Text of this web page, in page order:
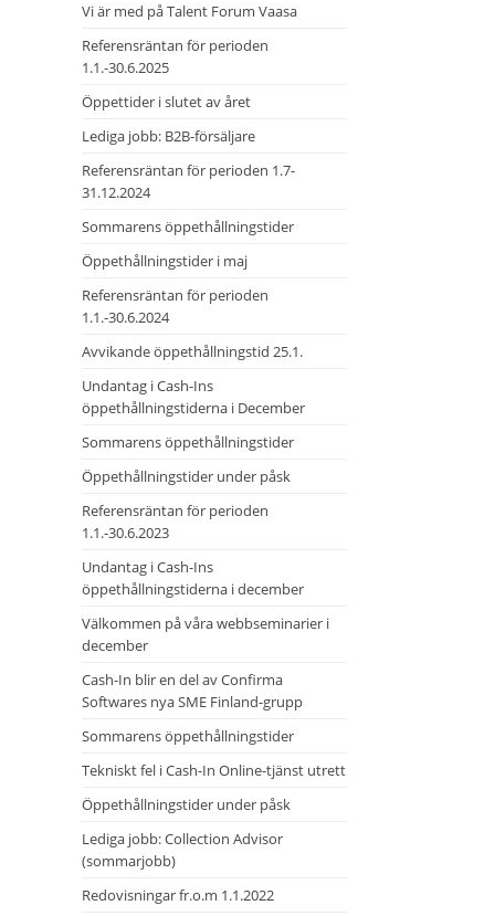
Vi är med på Talent Forum Vaasa
Referensräntan för perioden
1.1.-30.6.2025
Öppettider i slutet av året
Lediga jobb: B2B-försäljare
Referensräntan för perioden 1.7-
31.12.2024
Sommarens öppethållningstider
Öppethållningstider i maj
Referensräntan för perioden
1.1.-30.6.2024
Avvikande öppethållningstid 25.1.
Undantag i Cash-Ins
öppethållningstiderna i December
Sommarens öppethållningstider
Öppethållningstider under påsk
Referensräntan för perioden
1.1.-30.6.2023
Undantag i Cash-Ins
öppethållningstiderna i december
Välkommen på våra webbseminarier i
december
Cash-In blir en del av Confirma
Softwares nya SME Finland-grupp
Sommarens öppethållningstider
Tekniskt fel i Cash-In Online-tjänst utrett
Öppethållningstider under påsk
Lediga jobb: Collection Advisor
(sommarjobb)
Redovisningar fr.o.m 1.1.2022